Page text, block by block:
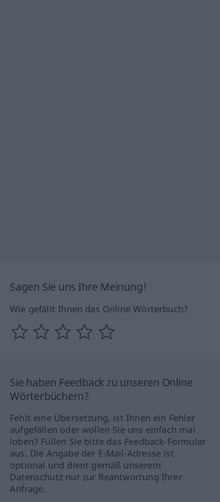
Sagen Sie uns Ihre Meinung!
Wie gefällt Ihnen das Online Wörterbuch?
Sie haben Feedback zu unseren Online
Wörterbüchern?
Fehlt eine Übersetzung, ist Ihnen ein Fehler
aufgefallen oder wollen Sie uns einfach mal
loben? Füllen Sie bitte das Feedback-Formular
aus. Die Angabe der E-Mail-Adresse ist
optional und dient gemäß unserem
Datenschutz nur zur Beantwortung Ihrer
Anfrage.